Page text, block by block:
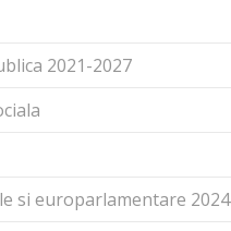
2021-2027
si europarlamentare 2024